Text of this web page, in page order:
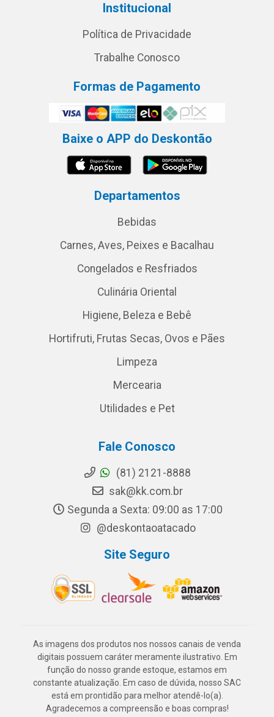
Institucional
Política de Privacidade
Trabalhe Conosco
Formas de Pagamento
Baixe o APP do Deskontão
Departamentos
Bebidas
Carnes, Aves, Peixes e Bacalhau
Congelados e Resfriados
Culinária Oriental
Higiene, Beleza e Bebê
Hortifruti, Frutas Secas, Ovos e Pães
Limpeza
Mercearia
Utilidades e Pet
Fale Conosco
(81) 2121-8888
sak@kk.com.br
Segunda a Sexta: 09:00 as 17:00
@deskontaoatacado
Site Seguro
As imagens dos produtos nos nossos canais de venda
digitais possuem caráter meramente ilustrativo. Em
função do nosso grande estoque, estamos em
constante atualização. Em caso de dúvida, nosso SAC
está em prontidão para melhor atendê-lo(a).
Agradecemos a compreensão e boas compras!